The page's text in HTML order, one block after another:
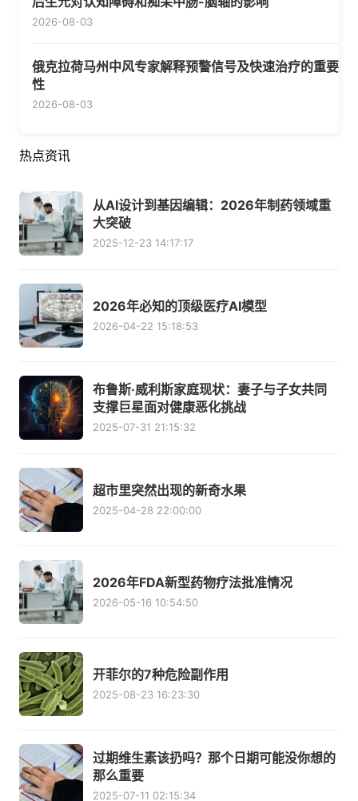
2026-08-03
俄克拉荷马州中风专家解释预警信号及快速治疗的重要
性
2026-08-03
热点资讯
从AI设计到基因编辑：2026年制药领域重
大突破
2025-12-23 14:17:17
2026年必知的顶级医疗AI模型
2026-04-22 15:18:53
布鲁斯·威利斯家庭现状：妻子与子女共同
支撑巨星面对健康恶化挑战
2025-07-31 21:15:32
超市里突然出现的新奇水果
2025-04-28 22:00:00
2026年FDA新型药物疗法批准情况
2026-05-16 10:54:50
开菲尔的7种危险副作用
2025-08-23 16:23:30
过期维生素该扔吗？那个日期可能没你想的
那么重要
2025-07-11 02:15:34